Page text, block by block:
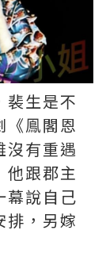
裴生是不
《鳯閣恩
沒有重遇
他跟郡主
幕說自己
排，另嫁